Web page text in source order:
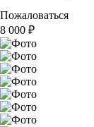
Пожаловаться
8 000 ₽